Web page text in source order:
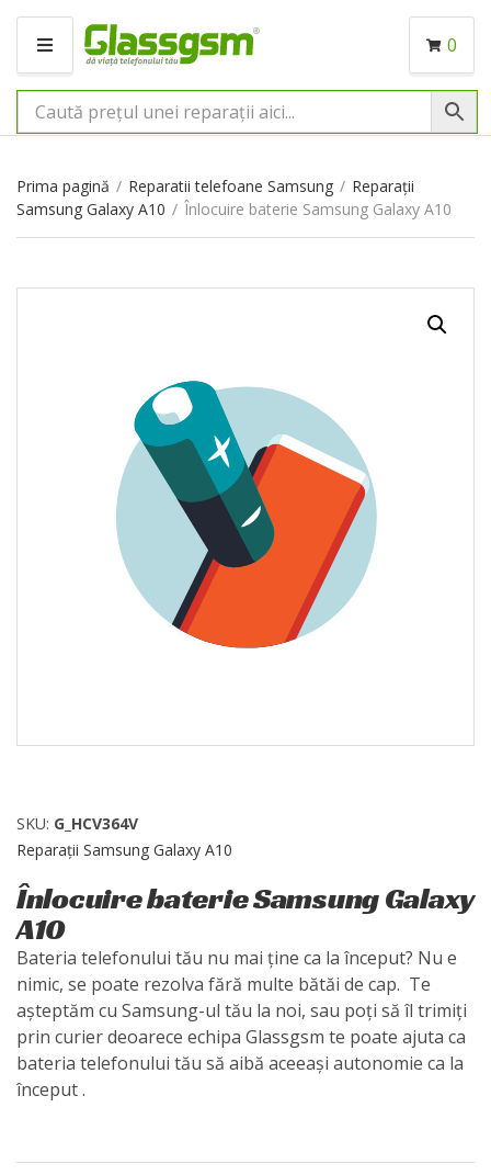
M
N
I
0
Prima pagină / Reparatii telefoane Samsung / Reparații
Samsung Galaxy A10 / Înlocuire baterie Samsung Galaxy A10
SKU: G_HCV364V
Reparații Samsung Galaxy A10
Înlocuire baterie Samsung Galaxy
A10
Bateria telefonului tău nu mai ține ca la început? Nu e
nimic, se poate rezolva fără multe bătăi de cap. Te
așteptăm cu Samsung-ul tău la noi, sau poți să îl trimiți
prin curier deoarece echipa Glassgsm te poate ajuta ca
bateria telefonului tău să aibă aceeași autonomie ca la
început .